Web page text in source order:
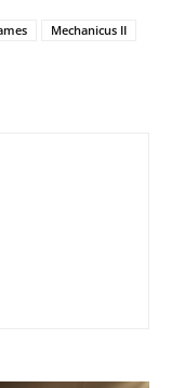
Mechanicus II